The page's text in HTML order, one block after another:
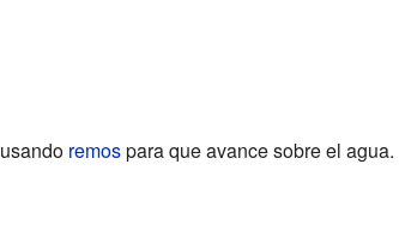
usando remospara que avance sobre el agua.